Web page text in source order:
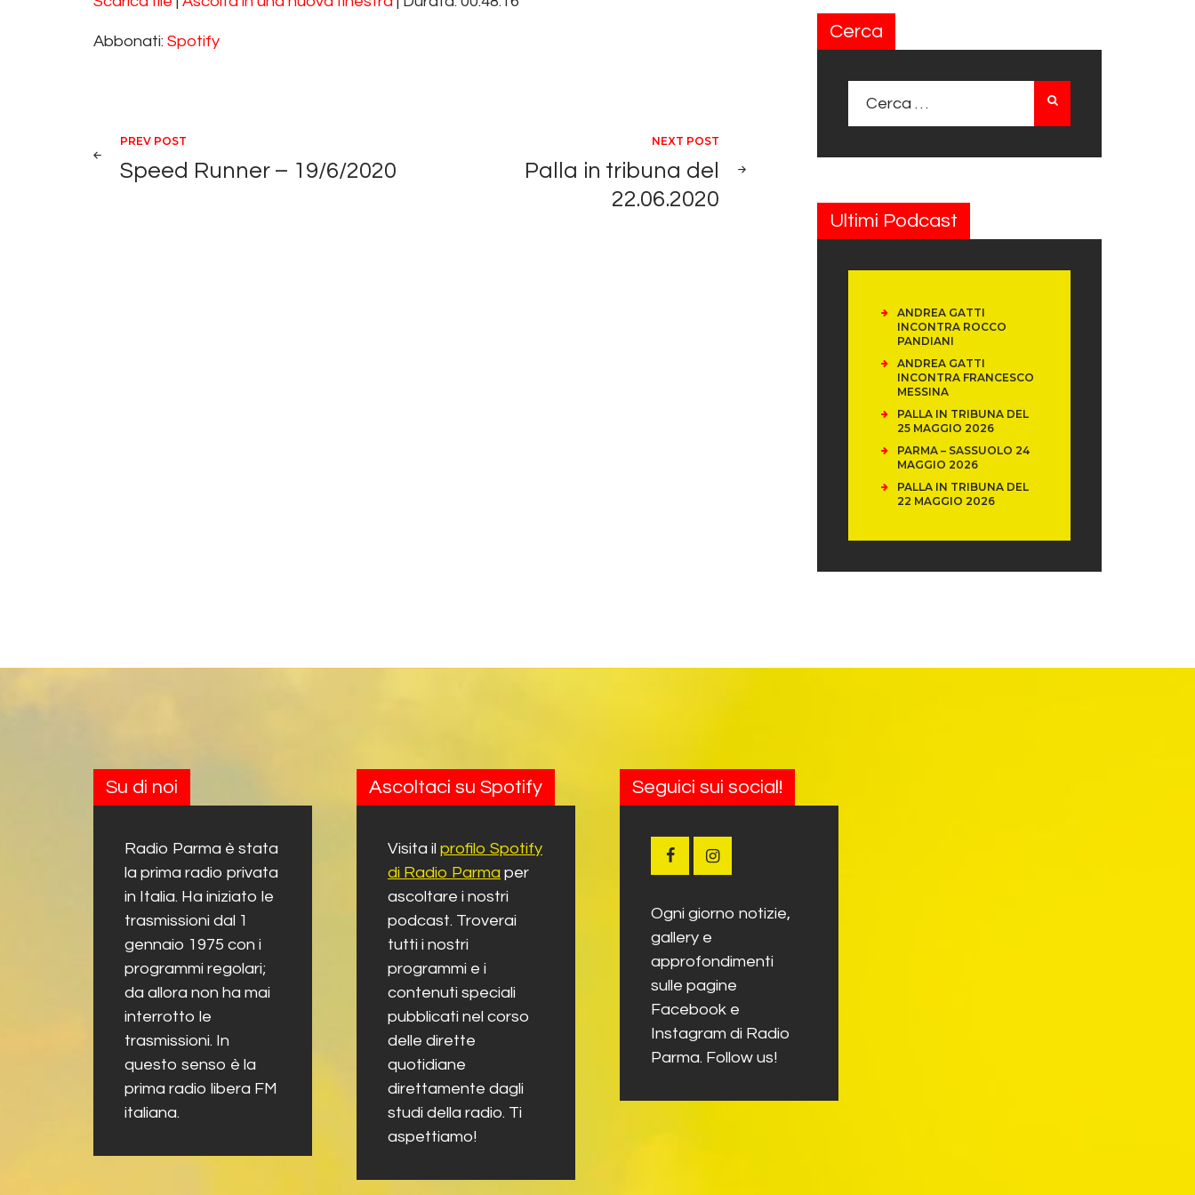
Abbonati: Spotify
Navigazione articoli
PREV POST
Speed Runner – 19/6/2020
NEXT POST
Palla in tribuna del
22.06.2020
Cerca
Ultimi Podcast
ANDREA GATTI
INCONTRA ROCCO
PANDIANI
ANDREA GATTI
INCONTRA FRANCESCO
MESSINA
PALLA IN TRIBUNA DEL
25 MAGGIO 2026
PARMA – SASSUOLO 24
MAGGIO 2026
PALLA IN TRIBUNA DEL
22 MAGGIO 2026
Su di noi
Radio Parma è stata
la prima radio privata
in Italia. Ha iniziato le
trasmissioni dal 1
gennaio 1975 con i
programmi regolari;
da allora non ha mai
interrotto le
trasmissioni. In
questo senso è la
prima radio libera FM
italiana.
Ascoltaci su Spotify
Visita il profilo Spotify
di Radio Parma per
ascoltare i nostri
podcast. Troverai
tutti i nostri
programmi e i
contenuti speciali
pubblicati nel corso
delle dirette
quotidiane
direttamente dagli
studi della radio. Ti
aspettiamo!
Seguici sui social!
Ogni giorno notizie,
gallery e
approfondimenti
sulle pagine
Facebook e
Instagram di Radio
Parma. Follow us!